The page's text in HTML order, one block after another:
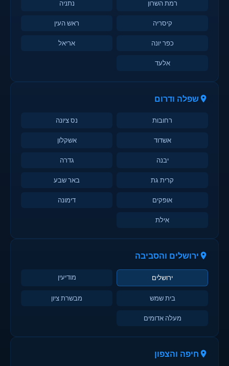
רמת השרון נתניה
קיסריה ראש העין
כפר יונה אריאל
אלעד
שפלה ודרום
רחובות נס ציונה
אשדוד אשקלון
יבנה גדרה
קרית גת באר שבע
אופקים דימונה
אילת
ירושלים והסביבה
ירושלים מודיעין
בית שמש מבשרת ציון
מעלה אדומים
חיפה והצפון